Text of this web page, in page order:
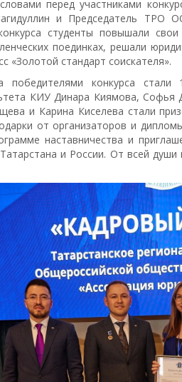
перед участниками
и Председатель ТРО
студенты повышали
поединках, решали
«Золотой стандарт соискателя».
победителями конкурса
КИУ Динара Киямова, Софья
и Карина Киселева стали
от организаторов и
наставничества и
и России. От всей